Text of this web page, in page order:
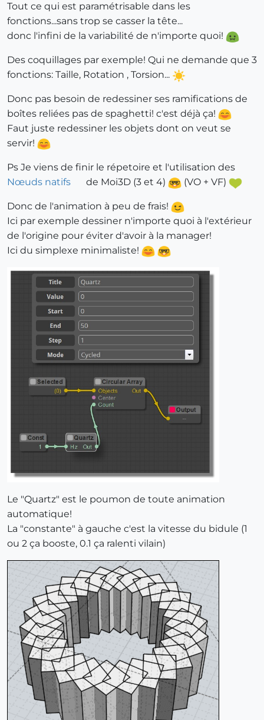
Tout ce qui est paramétrisable dans les
fonctions...sans trop se casser la tête...
donc l'infini de la variabilité de n'importe quoi!
Des coquillages par exemple! Qui ne demande que 3
fonctions: Taille, Rotation , Torsion...
Donc pas besoin de redessiner ses ramifications de
boîtes reliées pas de spaghetti! c'est déjà ça!
Faut juste redessiner les objets dont on veut se
servir!
Ps Je viens de finir le répetoire et l'utilisation des
Nœuds natifs
de Moi3D (3 et 4) (VO + VF)
Donc de l'animation à peu de frais!
Ici par exemple dessiner n'importe quoi à l'extérieur
de l'origine pour éviter d'avoir à la manager!
Ici du simplexe minimaliste!
Le "Quartz" est le poumon de toute animation
automatique!
La "constante" à gauche c'est la vitesse du bidule (1
ou 2 ça booste, 0.1 ça ralenti vilain)